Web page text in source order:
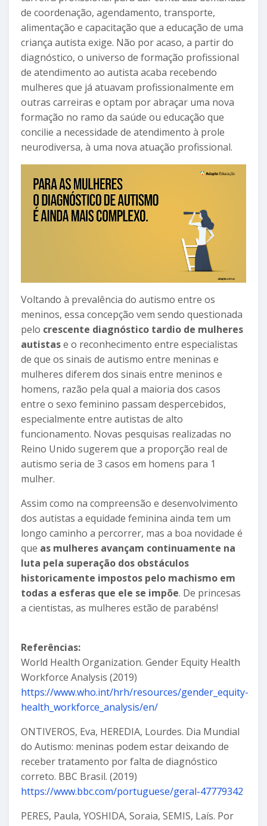
de coordenação, agendamento, transporte,
alimentação e capacitação que a educação de uma
criança autista exige. Não por acaso, a partir do
diagnóstico, o universo de formação profissional
de atendimento ao autista acaba recebendo
mulheres que já atuavam profissionalmente em
outras carreiras e optam por abraçar uma nova
formação no ramo da saúde ou educação que
concilie a necessidade de atendimento à prole
neurodiversa, à uma nova atuação profissional.
Voltando à prevalência do autismo entre os
meninos, essa concepção vem sendo questionada
pelo crescente diagnóstico tardio de mulheres
autistase o reconhecimento entre especialistas
de que os sinais de autismo entre meninas e
mulheres diferem dos sinais entre meninos e
homens, razão pela qual a maioria dos casos
entre o sexo feminino passam despercebidos,
especialmente entre autistas de alto
funcionamento. Novas pesquisas realizadas no
Reino Unido sugerem que a proporção real de
autismo seria de 3 casos em homens para 1
mulher.
Assim como na compreensão e desenvolvimento
dos autistas a equidade feminina ainda tem um
longo caminho a percorrer, mas a boa novidade é
que as mulheres avançam continuamente na
luta pela superação dos obstáculos
historicamente impostos pelo machismo em
todas a esferas que ele se impõe. De princesas
a cientistas, as mulheres estão de parabéns!
Referências:
World Health Organization. Gender Equity Health
Workforce Analysis (2019)
https://www.who.int/hrh/resources/gender_equity-
health_workforce_analysis/en/
ONTIVEROS, Eva, HEREDIA, Lourdes. Dia Mundial
do Autismo: meninas podem estar deixando de
receber tratamento por falta de diagnóstico
correto. BBC Brasil. (2019)
https://www.bbc.com/portuguese/geral-47779342
PERES, Paula, YOSHIDA, Soraia, SEMIS, Laís. Por